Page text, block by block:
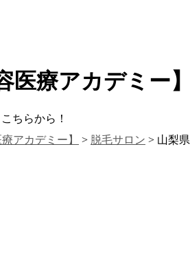
療アカデミー】
ちらから！
アカデミー】 > 脱毛サロン > 山梨県